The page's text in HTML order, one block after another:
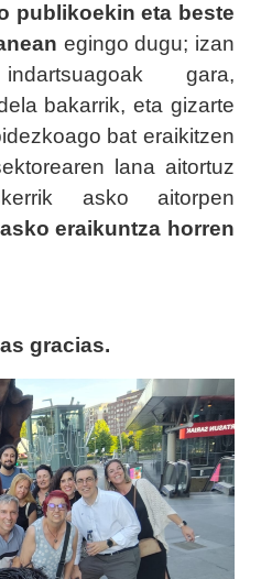
publikoekin eta beste
egingo dugu; izan
gara,
bakarrik, eta gizarte
bat eraikitzen
lana aitortuz
asko aitorpen
eraikuntza horren
gracias.